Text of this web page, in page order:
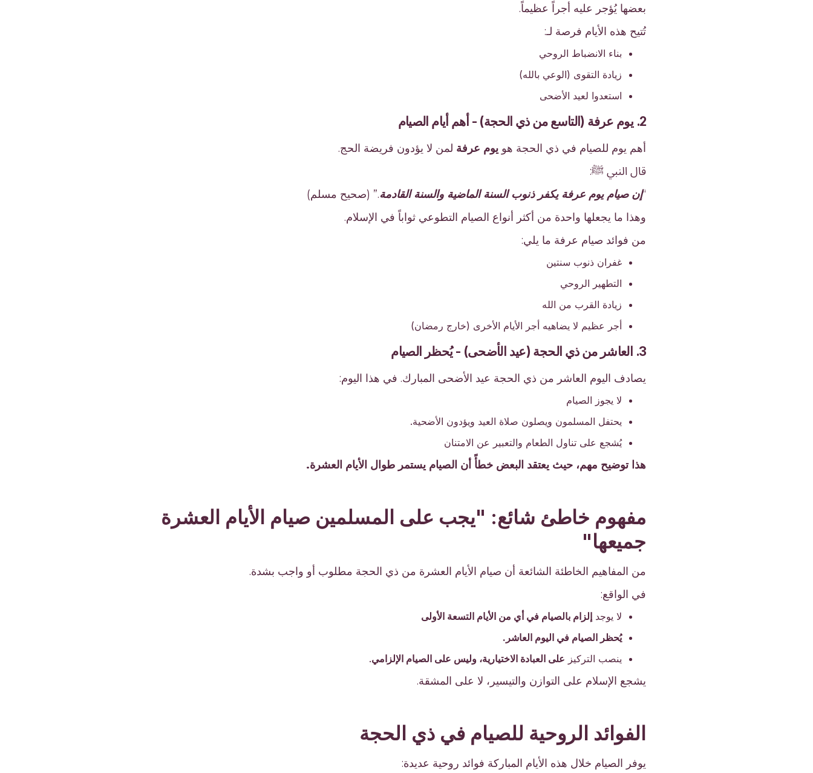
بعضها يُؤجر عليه أجراً عظيماً.
تُتيح هذه الأيام فرصة لـ:
بناء الانضباط الروحي
زيادة التقوى (الوعي بالله)
استعدوا لعيد الأضحى
2. يوم عرفة (التاسع من ذي الحجة) - أهم أيام الصيام
أهم يوم للصيام في ذي الحجة هو يوم عرفة لمن لا يؤدون فريضة الحج.
قال النبي ﷺ:
“إن صيام يوم عرفة يكفر ذنوب السنة الماضية والسنة القادمة.” (صحيح مسلم)
وهذا ما يجعلها واحدة من أكثر أنواع الصيام التطوعي ثواباً في الإسلام.
من فوائد صيام عرفة ما يلي:
غفران ذنوب سنتين
التطهير الروحي
زيادة القرب من الله
أجر عظيم لا يضاهيه أجر الأيام الأخرى (خارج رمضان)
3. العاشر من ذي الحجة (عيد الأضحى) - يُحظر الصيام
يصادف اليوم العاشر من ذي الحجة عيد الأضحى المبارك. في هذا اليوم:
لا يجوز الصيام
يحتفل المسلمون ويصلون صلاة العيد ويؤدون الأضحية.
يُشجع على تناول الطعام والتعبير عن الامتنان
هذا توضيح مهم، حيث يعتقد البعض خطأً أن الصيام يستمر طوال الأيام العشرة.
مفهوم خاطئ شائع: "يجب على المسلمين صيام الأيام العشرة
جميعها"
من المفاهيم الخاطئة الشائعة أن صيام الأيام العشرة من ذي الحجة مطلوب أو واجب بشدة.
في الواقع:
لا يوجد إلزام بالصيام في أي من الأيام التسعة الأولى
يُحظر الصيام في اليوم العاشر.
ينصب التركيز على العبادة الاختيارية، وليس على الصيام الإلزامي.
يشجع الإسلام على التوازن والتيسير، لا على المشقة.
الفوائد الروحية للصيام في ذي الحجة
يوفر الصيام خلال هذه الأيام المباركة فوائد روحية عديدة: